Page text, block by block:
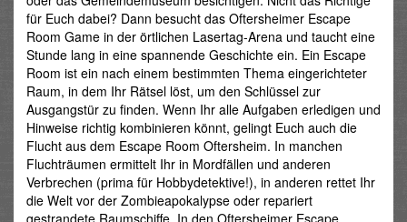
für Euch dabei? Dann besucht das Oftersheimer Escape
Room Game in der örtlichen Lasertag-Arena und taucht eine
Stunde lang in eine spannende Geschichte ein. Ein Escape
Room ist ein nach einem bestimmten Thema eingerichteter
Raum, in dem Ihr Rätsel löst, um den Schlüssel zur
Ausgangstür zu finden. Wenn Ihr alle Aufgaben erledigen und
Hinweise richtig kombinieren könnt, gelingt Euch auch die
Flucht aus dem Escape Room Oftersheim. In manchen
Fluchträumen ermittelt Ihr in Mordfällen und anderen
Verbrechen (prima für Hobbydetektive!), in anderen rettet Ihr
die Welt vor der Zombieapokalypse oder repariert